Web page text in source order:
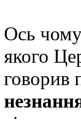
Ось
якого
говорив